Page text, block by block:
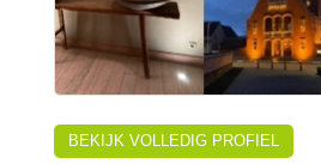
BEKIJK VOLLEDIG PROFIEL